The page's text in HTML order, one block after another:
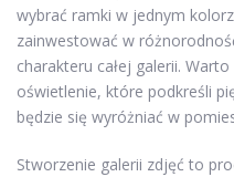
wybrać ramki w jednym
zainwestować w
charakteru całej galerii.
oświetlenie, które podkreśli
będzie się wyróżniać w
Stworzenie galerii zdjęć to